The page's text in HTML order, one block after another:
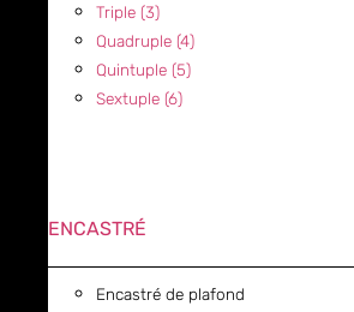
Triple (3)
Quadruple (4)
Quintuple (5)
Sextuple (6)
ENCASTRÉ
Encastré de plafond